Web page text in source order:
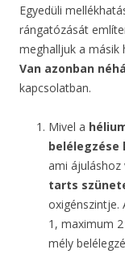
Egyedüli
rángatózását
meghalljuk a másik
Van azonban
kapcsolatban.
Mivel a
ami ájuláshoz
tarts
oxigénszintje.
1, maximum
mély